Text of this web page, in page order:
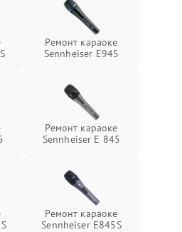
Ремонт караоке
Sennheiser E945
Ремонт караоке
Sennheiser E 845
Ремонт караоке
Sennheiser E845S